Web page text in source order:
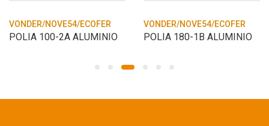
VONDER/NOVE54/ECOFER
POLIA 100-2A ALUMINIO
VONDER/NOVE54/ECOFER
POLIA 180-1B ALUMINIO